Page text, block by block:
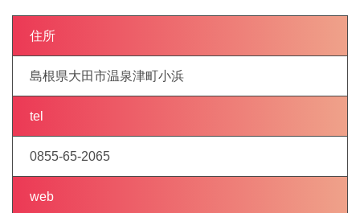
住所
島根県大田市温泉津町小浜
tel
0855-65-2065
web